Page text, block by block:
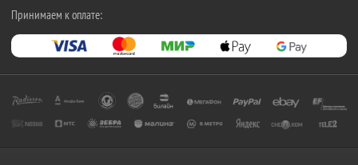
Принимаем к оплате: